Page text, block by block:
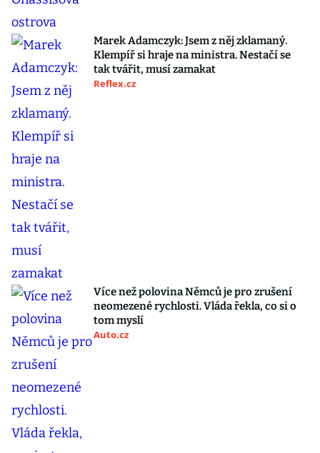
Marek Adamczyk: Jsem z něj zklamaný.
Klempíř si hraje na ministra. Nestačí se
tak tvářit, musí zamakat
Reflex.cz
Více než polovina Němců je pro zrušení
neomezené rychlosti. Vláda řekla, co si o
tom myslí
Auto.cz